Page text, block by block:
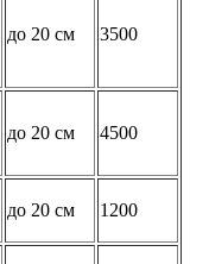
до 20 см 3500
до 20 см 4500
до 20 см 1200